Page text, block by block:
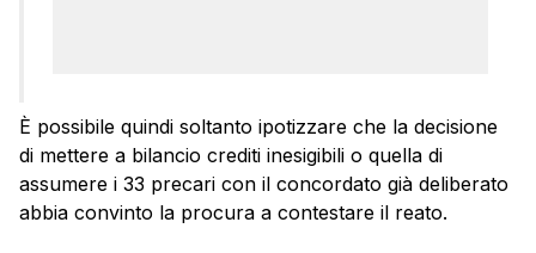
È possibile quindi soltanto ipotizzare che la decisione
di mettere a bilancio crediti inesigibili o quella di
assumere i 33 precari con il concordato già deliberato
abbia convinto la procura a contestare il reato.